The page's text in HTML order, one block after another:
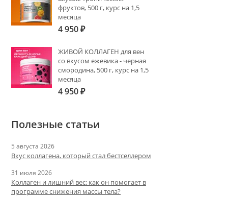
фруктов, 500 г, курс на 1,5
месяца
4 950₽
ЖИВОЙ КОЛЛАГЕН для вен
со вкусом ежевика - черная
смородина, 500 г, курс на 1,5
месяца
4 950₽
Полезные статьи
5 августа 2026
Вкус коллагена, который стал бестселлером
31 июля 2026
Коллаген и лишний вес: как он помогает в
программе снижения массы тела?